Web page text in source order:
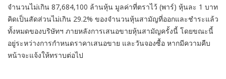
จำนวนไม่เกิน 87,684,100 ล้านหุ้น มูลค่าที่ตราไว้ (พาร์) หุ้นละ 1 บาท
คิดเป็นสัดส่วนไม่เกิน 29.2% ของจำนวนหุ้นสามัญที่ออกและชำระแล้ว
ทั้งหมดของบริษัทฯ ภายหลังการเสนอขายหุ้นสามัญครั้งนี้ โดยขณะนี้
อยู่ระหว่างการกำหนดราคาเสนอขาย และวันจองซื้อ หากมีความคืบ
หน้าจะแจ้งให้ทราบต่อไป